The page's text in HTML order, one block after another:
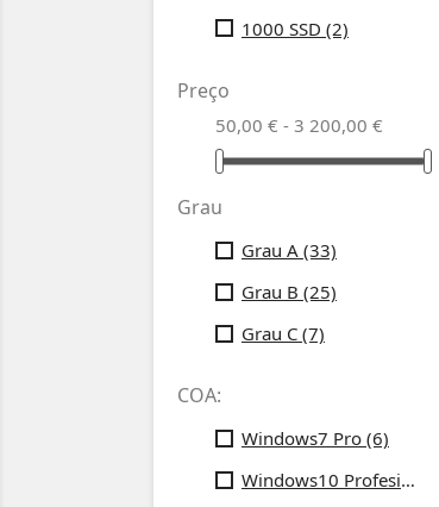
1000 SSD (2)
Preço
50,00 € - 3 200,00 €
Grau
Grau A (33)
Grau B (25)
Grau C (7)
COA:
Windows7 Pro (6)
Windows10 Profesional